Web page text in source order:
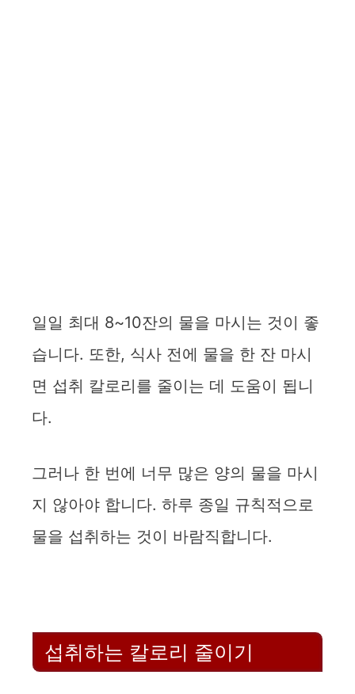
일일 최대 8~10잔의 물을 마시는 것이 좋
습니다. 또한, 식사 전에 물을 한 잔 마시
면 섭취 칼로리를 줄이는 데 도움이 됩니
다.
그러나 한 번에 너무 많은 양의 물을 마시
지 않아야 합니다. 하루 종일 규칙적으로
물을 섭취하는 것이 바람직합니다.
섭취하는 칼로리 줄이기